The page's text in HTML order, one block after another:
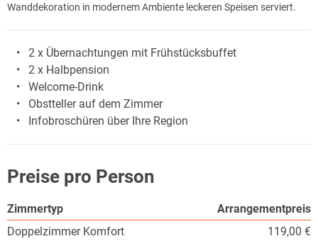
Wanddekoration in modernem Ambiente leckeren Speisen serviert.
2 x Übernachtungen mit Frühstücksbuffet
2 x Halbpension
Welcome-Drink
Obstteller auf dem Zimmer
Infobroschüren über Ihre Region
Preise pro Person
Zimmertyp
Arrangementpreis
Doppelzimmer Komfort
119,00 €